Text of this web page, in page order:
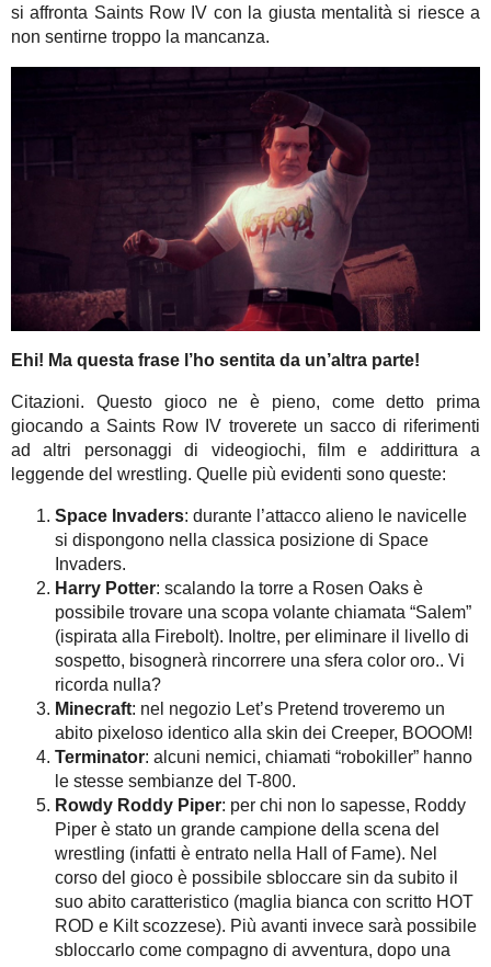
si affronta Saints Row IV con la giusta mentalità si riesce a
non sentirne troppo la mancanza.
Ehi! Ma questa frase l’ho sentita da un’altra parte!
Citazioni. Questo gioco ne è pieno, come detto prima
giocando a Saints Row IV troverete un sacco di riferimenti
ad altri personaggi di videogiochi, film e addirittura a
leggende del wrestling. Quelle più evidenti sono queste:
Space Invaders: durante l’attacco alieno le navicelle
si dispongono nella classica posizione di Space
Invaders.
Harry Potter: scalando la torre a Rosen Oaks è
possibile trovare una scopa volante chiamata “Salem”
(ispirata alla Firebolt). Inoltre, per eliminare il livello di
sospetto, bisognerà rincorrere una sfera color oro.. Vi
ricorda nulla?
Minecraft: nel negozio Let’s Pretend troveremo un
abito pixeloso identico alla skin dei Creeper, BOOOM!
Terminator: alcuni nemici, chiamati “robokiller” hanno
le stesse sembianze del T-800.
Rowdy Roddy Piper: per chi non lo sapesse, Roddy
Piper è stato un grande campione della scena del
wrestling (infatti è entrato nella Hall of Fame). Nel
corso del gioco è possibile sbloccare sin da subito il
suo abito caratteristico (maglia bianca con scritto HOT
ROD e Kilt scozzese). Più avanti invece sarà possibile
sbloccarlo come compagno di avventura, dopo una